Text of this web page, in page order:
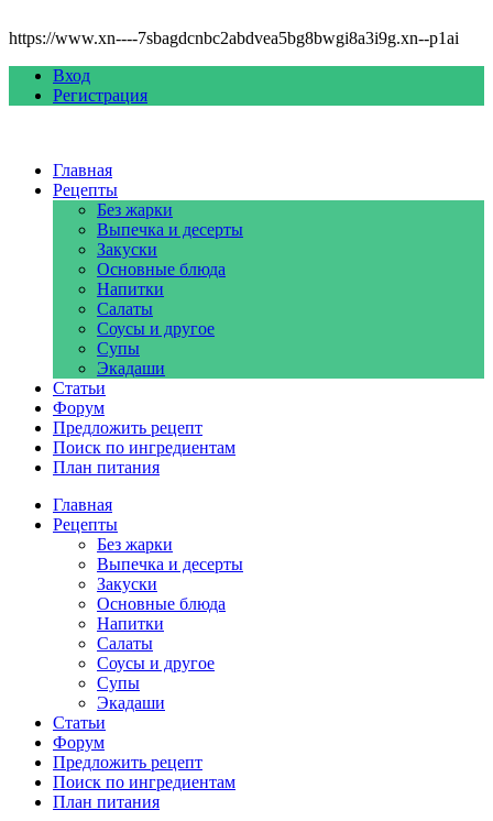
https://www.xn----7sbagdcnbc2abdvea5bg8bwgi8a3i9g.xn--p1ai
Вход
Регистрация
Главная
Рецепты
Без жарки
Выпечка и десерты
Закуски
Основные блюда
Напитки
Салаты
Соусы и другое
Супы
Экадаши
Статьи
Форум
Предложить рецепт
Поиск по ингредиентам
План питания
Главная
Рецепты
Без жарки
Выпечка и десерты
Закуски
Основные блюда
Напитки
Салаты
Соусы и другое
Супы
Экадаши
Статьи
Форум
Предложить рецепт
Поиск по ингредиентам
План питания